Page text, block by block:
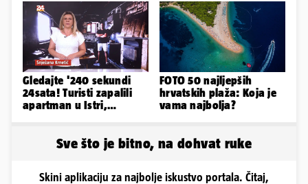
Gledajte '240 sekundi
24sata! Turisti zapalili
apartman u Istri,
FOTO 50 najljepših
hrvatskih plaža: Koja je
vama najbolja?
Sve što je bitno, na dohvat ruke
Skini aplikaciju za najbolje iskustvo portala. Čitaj,